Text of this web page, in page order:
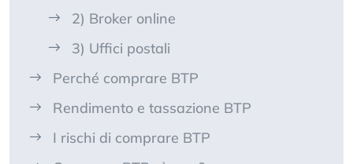
2) Broker online
3) Uffici postali
Perché comprare BTP
Rendimento e tassazione BTP
I rischi di comprare BTP